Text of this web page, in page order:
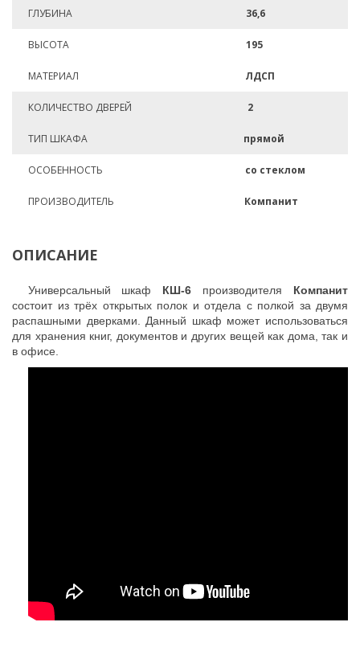
ГЛУБИНА 36,6
ВЫСОТА 195
МАТЕРИАЛ ЛДСП
КОЛИЧЕСТВО ДВЕРЕЙ 2
ТИП ШКАФА прямой
ОСОБЕННОСТЬ со стеклом
ПРОИЗВОДИТЕЛЬ Компанит
ОПИСАНИЕ
Универсальный шкаф КШ-6 производителя Компанит
состоит из трёх открытых полок и отдела с полкой за двумя
распашными дверками. Данный шкаф может использоваться
для хранения книг, документов и других вещей как дома, так и
в офисе.